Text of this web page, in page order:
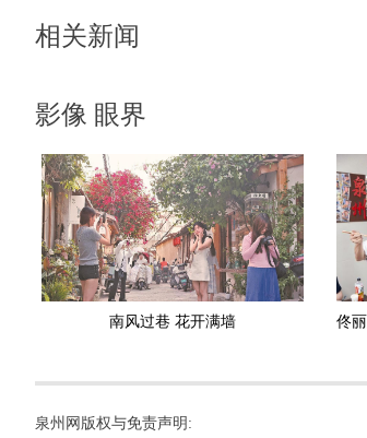
相关新闻
影像 眼界
南风过巷 花开满墙
泉州网版权与免责声明: